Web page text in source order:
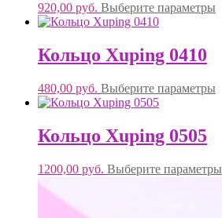
920,00 руб. Выберите параметры
Кольцо Xuping 0410
480,00 руб. Выберите параметры
Кольцо Xuping 0505
1200,00 руб. Выберите параметры